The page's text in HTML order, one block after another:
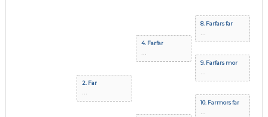
2. Far
4. Farfar
...
8. Farfars far
9. Farfars mor
...
10. Farmors far
...